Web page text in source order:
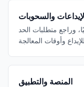
والسحوبات
وراجع متطلبات الحد
المنصة والتطبيق